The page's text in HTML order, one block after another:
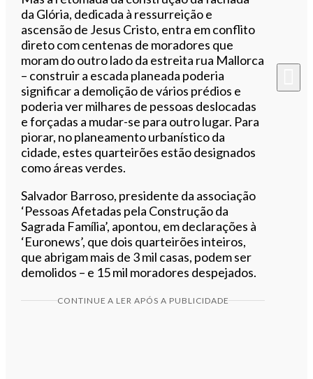
da Glória, dedicada à ressurreição e
ascensão de Jesus Cristo, entra em conflito
direto com centenas de moradores que
moram do outro lado da estreita rua Mallorca
– construir a escada planeada poderia
significar a demolição de vários prédios e
poderia ver milhares de pessoas deslocadas
e forçadas a mudar-se para outro lugar. Para
piorar, no planeamento urbanístico da
cidade, estes quarteirões estão designados
como áreas verdes.
Salvador Barroso, presidente da associação
‘Pessoas Afetadas pela Construção da
Sagrada Família’, apontou, em declarações à
‘Euronews’, que dois quarteirões inteiros,
que abrigam mais de 3 mil casas, podem ser
demolidos – e 15 mil moradores despejados.
CONTINUE A LER APÓS A PUBLICIDADE